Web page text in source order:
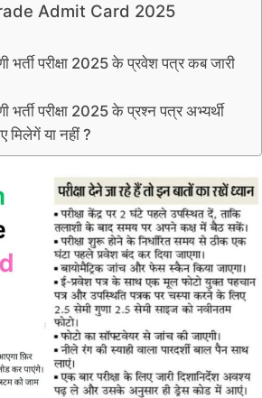
Admit Card 2025
भर्ती परीक्षा 2025 के प्रवेश पत्र कब जारी
भर्ती परीक्षा 2025 के प्रश्न पत्र अभ्यर्थी
मिलेगें या नहीं ?